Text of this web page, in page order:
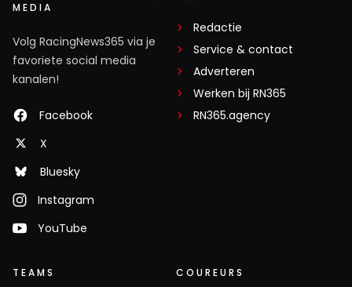
MEDIA
Volg RacingNews365 via je
favoriete social media
kanalen!
Facebook
X
Bluesky
Instagram
YouTube
Redactie
Service & contact
Adverteren
Werken bij RN365
RN365.agency
TEAMS COUREURS